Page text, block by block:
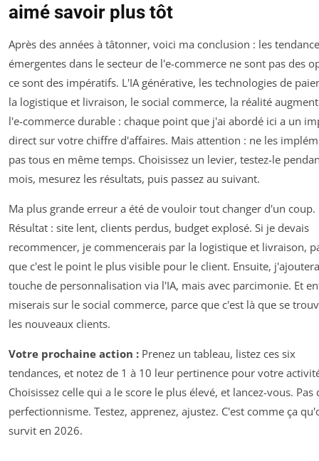
aimé savoir plus tôt
Après des années à tâtonner, voici ma conclusion : les
émergentes dans le secteur de l'e-commerce ne sont pas des
ce sont des impératifs. L'IA générative, les technologies de
la logistique et livraison, le social commerce, la réalité
l'e-commerce durable : chaque point que j'ai abordé ici a un
direct sur votre chiffre d'affaires. Mais attention : ne les
pas tous en même temps. Choisissez un levier, testez-le
mois, mesurez les résultats, puis passez au suivant.
Ma plus grande erreur a été de vouloir tout changer d'un coup.
Résultat : site lent, clients perdus, budget explosé. Si je devais
recommencer, je commencerais par la logistique et livraison,
que c'est le point le plus visible pour le client. Ensuite,
touche de personnalisation via l'IA, mais avec parcimonie. Et
miserais sur le social commerce, parce que c'est là que se
les nouveaux clients.
Votre prochaine action : Prenez un tableau, listez ces six
tendances, et notez de 1 à 10 leur pertinence pour votre
Choisissez celle qui a le score le plus élevé, et lancez-vous. Pas
perfectionnisme. Testez, apprenez, ajustez. C'est comme ça
survit en 2026.